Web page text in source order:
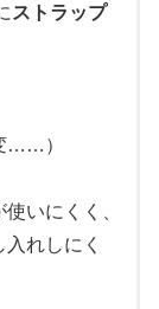
ストラップ
……）
いにくく、
れしにく